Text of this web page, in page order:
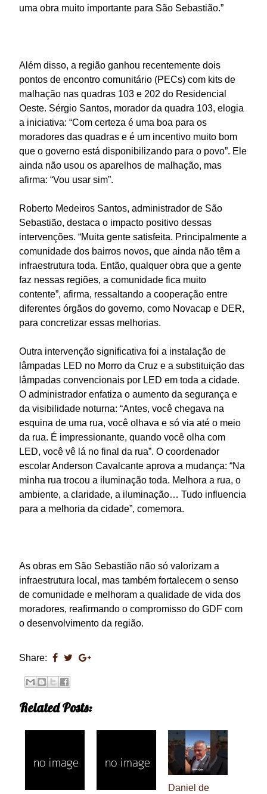
uma obra muito importante para São Sebastião.”
Além disso, a região ganhou recentemente dois
pontos de encontro comunitário (PECs) com kits de
malhação nas quadras 103 e 202 do Residencial
Oeste. Sérgio Santos, morador da quadra 103, elogia
a iniciativa: “Com certeza é uma boa para os
moradores das quadras e é um incentivo muito bom
que o governo está disponibilizando para o povo”. Ele
ainda não usou os aparelhos de malhação, mas
afirma: “Vou usar sim”.
Roberto Medeiros Santos, administrador de São
Sebastião, destaca o impacto positivo dessas
intervenções. “Muita gente satisfeita. Principalmente a
comunidade dos bairros novos, que ainda não têm a
infraestrutura toda. Então, qualquer obra que a gente
faz nessas regiões, a comunidade fica muito
contente”, afirma, ressaltando a cooperação entre
diferentes órgãos do governo, como Novacap e DER,
para concretizar essas melhorias.
Outra intervenção significativa foi a instalação de
lâmpadas LED no Morro da Cruz e a substituição das
lâmpadas convencionais por LED em toda a cidade.
O administrador enfatiza o aumento da segurança e
da visibilidade noturna: “Antes, você chegava na
esquina de uma rua, você olhava e só via até o meio
da rua. É impressionante, quando você olha com
LED, você vê lá no final da rua”. O coordenador
escolar Anderson Cavalcante aprova a mudança: “Na
minha rua trocou a iluminação toda. Melhora a rua, o
ambiente, a claridade, a iluminação… Tudo influencia
para a melhoria da cidade”, comemora.
As obras em São Sebastião não só valorizam a
infraestrutura local, mas também fortalecem o senso
de comunidade e melhoram a qualidade de vida dos
moradores, reafirmando o compromisso do GDF com
o desenvolvimento da região.
Share:
Related Posts:
Daniel de